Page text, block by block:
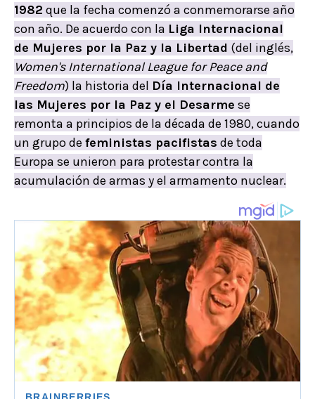
1982 que la fecha comenzó a conmemorarse año
con año. De acuerdo con la Liga Internacional
de Mujeres por la Paz y la Libertad (del inglés,
Women's International League for Peace and
Freedom) la historia del Día Internacional de
las Mujeres por la Paz y el Desarme se
remonta a principios de la década de 1980, cuando
un grupo de feministas pacifistas de toda
Europa se unieron para protestar contra la
acumulación de armas y el armamento nuclear.